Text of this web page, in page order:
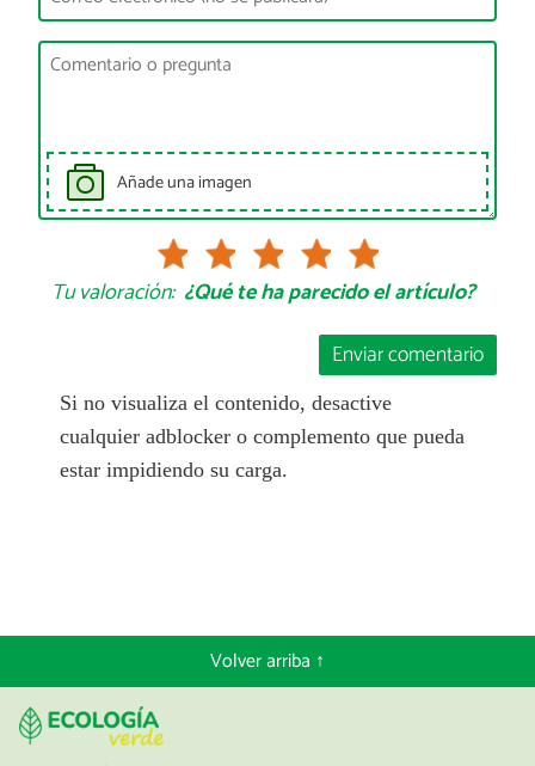
Añade una imagen
Tu valoración: ¿Qué te ha parecido el artículo?
Enviar comentario
Si no visualiza el contenido, desactive
cualquier adblocker o complemento que pueda
estar impidiendo su carga.
Volver arriba ↑